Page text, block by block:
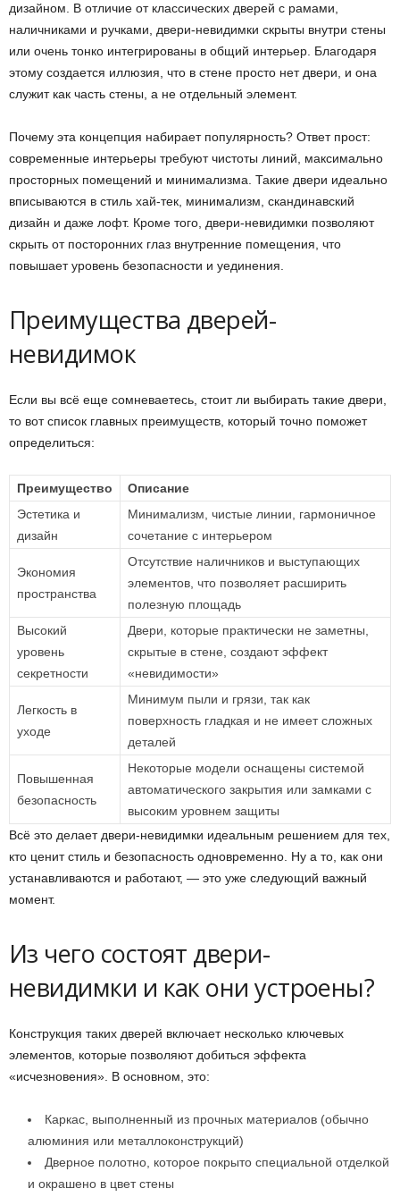
дизайном. В отличие от классических дверей с рамами,
наличниками и ручками, двери-невидимки скрыты внутри стены
или очень тонко интегрированы в общий интерьер. Благодаря
этому создается иллюзия, что в стене просто нет двери, и она
служит как часть стены, а не отдельный элемент.
Почему эта концепция набирает популярность? Ответ прост:
современные интерьеры требуют чистоты линий, максимально
просторных помещений и минимализма. Такие двери идеально
вписываются в стиль хай-тек, минимализм, скандинавский
дизайн и даже лофт. Кроме того, двери-невидимки позволяют
скрыть от посторонних глаз внутренние помещения, что
повышает уровень безопасности и уединения.
Преимущества дверей-
невидимок
Если вы всё еще сомневаетесь, стоит ли выбирать такие двери,
то вот список главных преимуществ, который точно поможет
определиться:
Преимущество
Описание
Эстетика и
дизайн
Минимализм, чистые линии, гармоничное
сочетание с интерьером
Экономия
пространства
Отсутствие наличников и выступающих
элементов, что позволяет расширить
полезную площадь
Высокий
уровень
секретности
Двери, которые практически не заметны,
скрытые в стене, создают эффект
«невидимости»
Легкость в
уходе
Минимум пыли и грязи, так как
поверхность гладкая и не имеет сложных
деталей
Повышенная
безопасность
Некоторые модели оснащены системой
автоматического закрытия или замками с
высоким уровнем защиты
Всё это делает двери-невидимки идеальным решением для тех,
кто ценит стиль и безопасность одновременно. Ну а то, как они
устанавливаются и работают, — это уже следующий важный
момент.
Из чего состоят двери-
невидимки и как они устроены?
Конструкция таких дверей включает несколько ключевых
элементов, которые позволяют добиться эффекта
«исчезновения». В основном, это:
Каркас, выполненный из прочных материалов (обычно
алюминия или металлоконструкций)
Дверное полотно, которое покрыто специальной отделкой
и окрашено в цвет стены